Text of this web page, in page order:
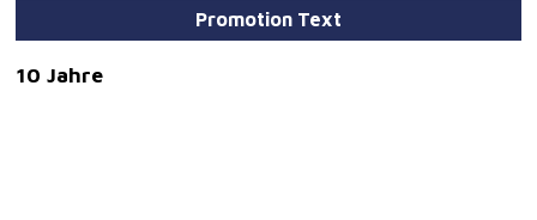
Promotion Text
10 Jahre